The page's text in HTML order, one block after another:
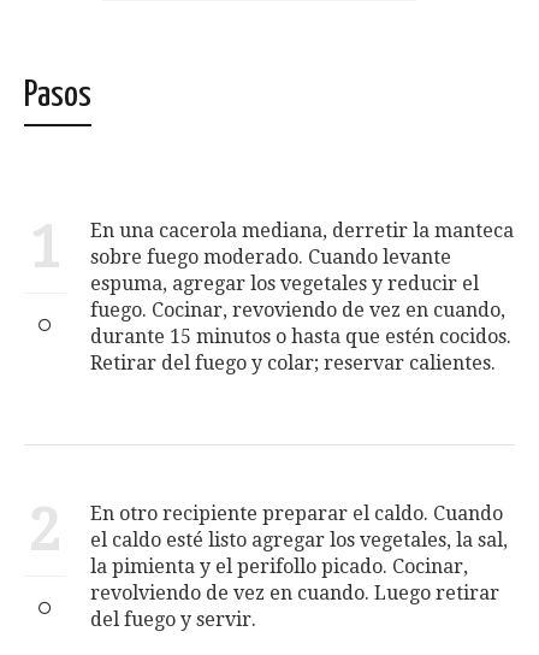
Pasos
1
En una cacerola mediana, derretir la manteca
sobre fuego moderado. Cuando levante
espuma, agregar los vegetales y reducir el
fuego. Cocinar, revoviendo de vez en cuando,
durante 15 minutos o hasta que estén cocidos.
Retirar del fuego y colar; reservar calientes.
2
En otro recipiente preparar el caldo. Cuando
el caldo esté listo agregar los vegetales, la sal,
la pimienta y el perifollo picado. Cocinar,
revolviendo de vez en cuando. Luego retirar
del fuego y servir.